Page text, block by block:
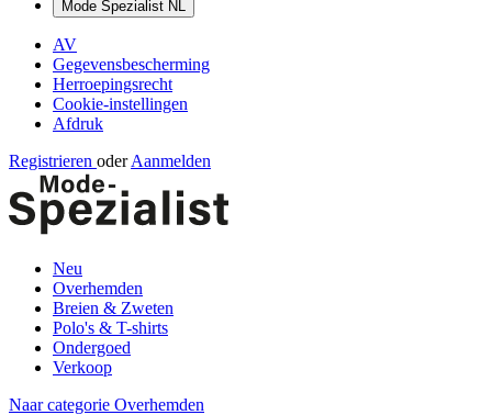
Mode Spezialist NL
AV
Gegevensbescherming
Herroepingsrecht
Cookie-instellingen
Afdruk
Registrieren oder Aanmelden
Neu
Overhemden
Breien & Zweten
Polo's & T-shirts
Ondergoed
Verkoop
Naar categorie Overhemden